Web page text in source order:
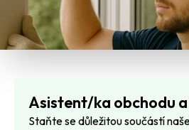
Asistent/ka obchodu
Staňte se důležitou součástí